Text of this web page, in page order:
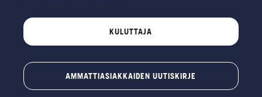
KULUTTAJA
AMMATTIASIAKKAIDEN UUTISKIRJE